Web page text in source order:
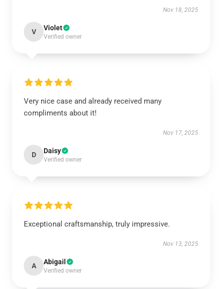
Nov 18, 2025
V Violet
Verified owner
Very nice case and already received many
compliments about it!
Nov 17, 2025
D Daisy
Verified owner
Exceptional craftsmanship, truly impressive.
Nov 13, 2025
A Abigail
Verified owner